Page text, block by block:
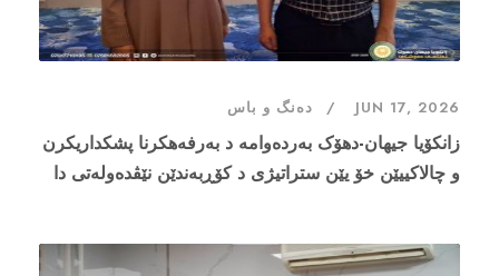
JUN 17, 2026 دەنگ و باس
زانکۆیا جیهان-دهۆک بەردەوامە د بەرفەهکرنا پشکداریکرن
و چالاکییێن خۆ یێن ستراتیژی د کۆڕبەندێن نێڤدەولەتی دا